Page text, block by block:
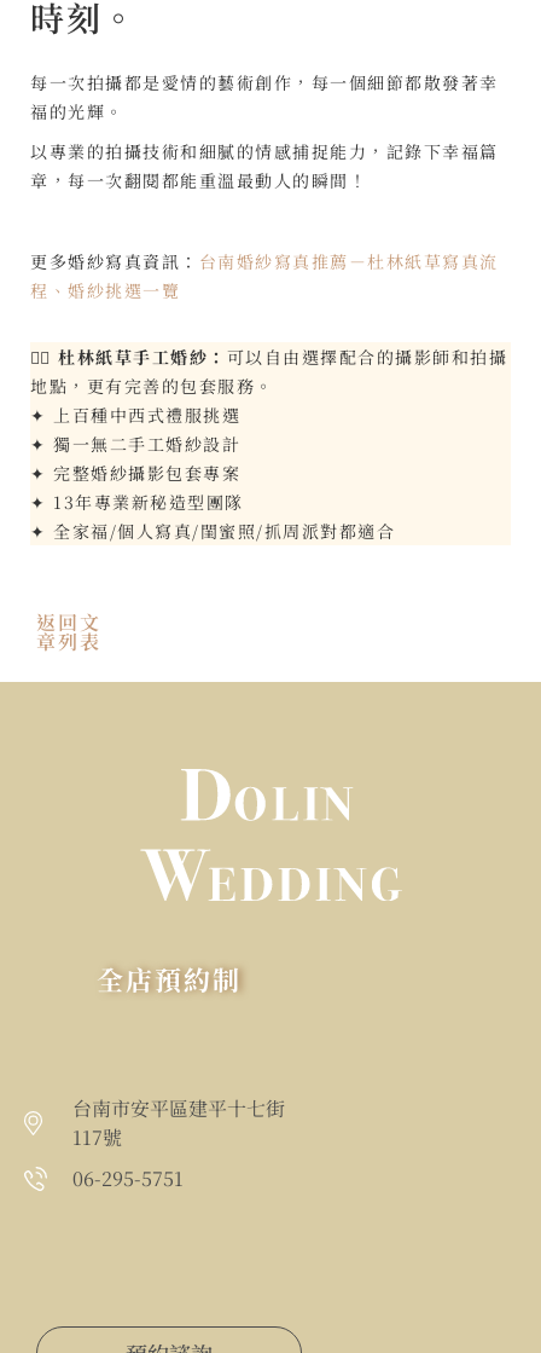
時刻。
每一次拍攝都是愛情的藝術創作，每一個細節都散發著幸
福的光輝。
以專業的拍攝技術和細膩的情感捕捉能力，記錄下幸福篇
章，每一次翻閱都能重溫最動人的瞬間！
更多婚紗寫真資訊： 台南婚紗寫真推薦－杜林紙草寫真流
程、婚紗挑選一覽
👰‍♀️ 杜林紙草手工婚紗： 可以自由選擇配合的攝影師和拍攝
地點，更有完善的包套服務。
✦ 上百種中西式禮服挑選
✦ 獨一無二手工婚紗設計
✦ 完整婚紗攝影包套專案
✦ 13年專業新秘造型團隊
✦ 全家福/個人寫真/閨蜜照/抓周派對都適合
返回文
章列表
全店預約制
台南市安平區建平十七街
117號
06-295-5751